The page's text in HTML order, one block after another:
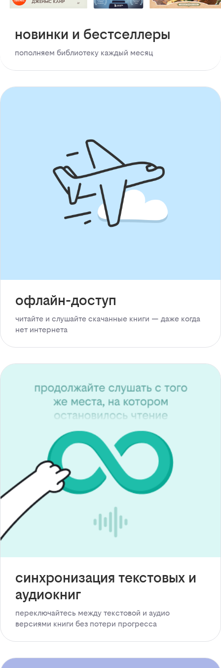
новинки и бестселлеры
пополняем библиотеку каждый месяц
офлайн-доступ
читайте и слушайте скачанные книги — даже когда
нет интернета
синхронизация текстовых и
аудиокниг
переключайтесь между текстовой и аудио
версиями книги без потери прогресса